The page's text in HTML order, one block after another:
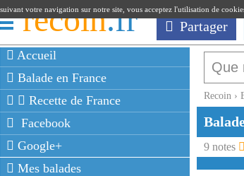
recoin.fr Partager
Accueil
Balade en France
Recette de France
Facebook
Google+
Mes balades
Recoin ›
9 notes
votre navigation sur notre site, vous acceptez l'utilisation de